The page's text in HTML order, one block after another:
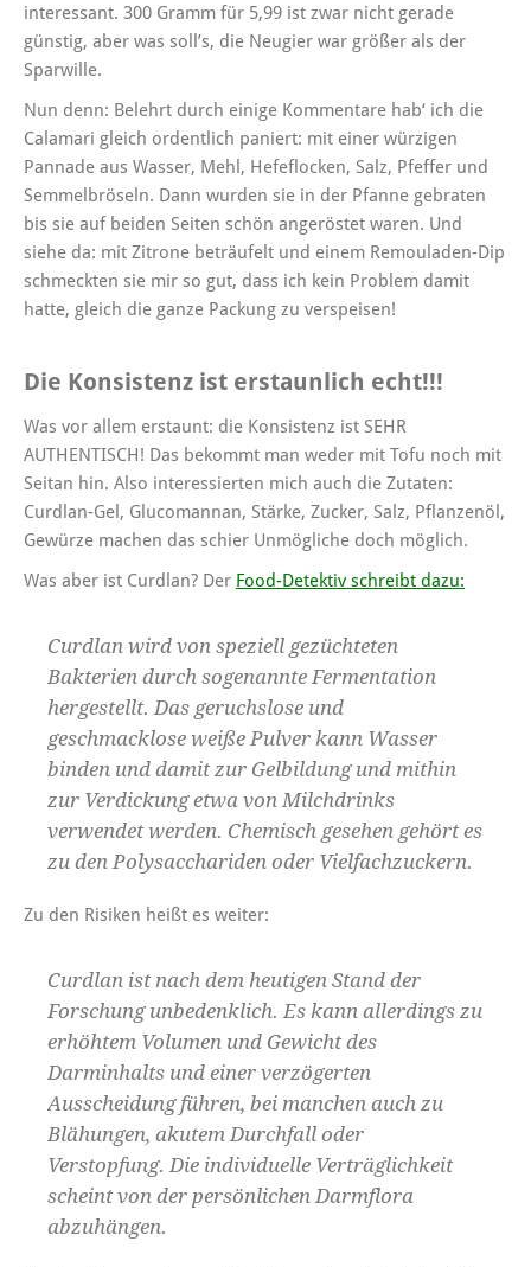
interessant. 300 Gramm für 5,99 ist zwar nicht gerade
günstig, aber was soll’s, die Neugier war größer als der
Sparwille.
Nun denn: Belehrt durch einige Kommentare hab‘ ich die
Calamari gleich ordentlich paniert: mit einer würzigen
Pannade aus Wasser, Mehl, Hefeflocken, Salz, Pfeffer und
Semmelbröseln. Dann wurden sie in der Pfanne gebraten
bis sie auf beiden Seiten schön angeröstet waren. Und
siehe da: mit Zitrone beträufelt und einem Remouladen-Dip
schmeckten sie mir so gut, dass ich kein Problem damit
hatte, gleich die ganze Packung zu verspeisen!
Die Konsistenz ist erstaunlich echt!!!
Was vor allem erstaunt: die Konsistenz ist SEHR
AUTHENTISCH! Das bekommt man weder mit Tofu noch mit
Seitan hin. Also interessierten mich auch die Zutaten:
Curdlan-Gel, Glucomannan, Stärke, Zucker, Salz, Pflanzenöl,
Gewürze machen das schier Unmögliche doch möglich.
Was aber ist Curdlan? Der Food-Detektiv schreibt dazu:
Curdlan wird von speziell gezüchteten
Bakterien durch sogenannte Fermentation
hergestellt. Das geruchslose und
geschmacklose weiße Pulver kann Wasser
binden und damit zur Gelbildung und mithin
zur Verdickung etwa von Milchdrinks
verwendet werden. Chemisch gesehen gehört es
zu den Polysacchariden oder Vielfachzuckern.
Zu den Risiken heißt es weiter:
Curdlan ist nach dem heutigen Stand der
Forschung unbedenklich. Es kann allerdings zu
erhöhtem Volumen und Gewicht des
Darminhalts und einer verzögerten
Ausscheidung führen, bei manchen auch zu
Blähungen, akutem Durchfall oder
Verstopfung. Die individuelle Verträglichkeit
scheint von der persönlichen Darmflora
abzuhängen.